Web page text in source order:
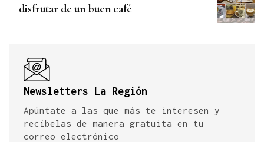
disfrutar de un buen café
Newsletters La Región
Apúntate a las que más te interesen y
recíbelas de manera gratuita en tu
correo electrónico